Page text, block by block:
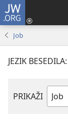
JW.ORG
Job
JEZIK BESEDILA:
PRIKAŽI
Po